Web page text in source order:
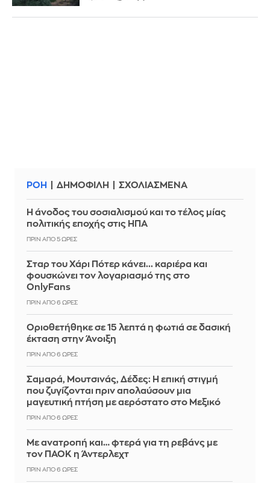
ΡΟΗ ΔΗΜΟΦΙΛΗ ΣΧΟΛΙΑΣΜΕΝΑ
Η άνοδος του σοσιαλισμού και το τέλος μίας
πολιτικής εποχής στις ΗΠΑ
ΠΡΙΝ ΑΠΌ 5 ΏΡΕΣ
Σταρ του Χάρι Πότερ κάνει... καριέρα και
φουσκώνει τον λογαριασμό της στο
OnlyFans
ΠΡΙΝ ΑΠΌ 6 ΏΡΕΣ
Οριοθετήθηκε σε 15 λεπτά η φωτιά σε δασική
έκταση στην Άνοιξη
ΠΡΙΝ ΑΠΌ 6 ΏΡΕΣ
Σαμαρά, Μουτσινάς, Δέδες: Η επική στιγμή
που ζυγίζονται πριν απολαύσουν μια
μαγευτική πτήση με αερόστατο στο Μεξικό
ΠΡΙΝ ΑΠΌ 6 ΏΡΕΣ
Με ανατροπή και… φτερά για τη ρεβάνς με
τον ΠΑΟΚ η Άντερλεχτ
ΠΡΙΝ ΑΠΌ 6 ΏΡΕΣ